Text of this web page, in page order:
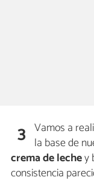
3 Vamos a
la base de
crema de lechey
consistencia